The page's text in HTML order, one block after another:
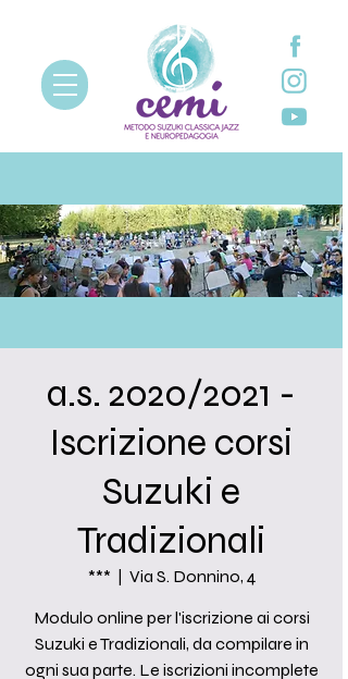
a.s. 2020/2021 -
Iscrizione corsi
Suzuki e
Tradizionali
***
  |
Via S. Donnino, 4
Modulo online per l'iscrizione ai corsi
Suzuki e Tradizionali, da compilare in
ogni sua parte. Le iscrizioni incomplete